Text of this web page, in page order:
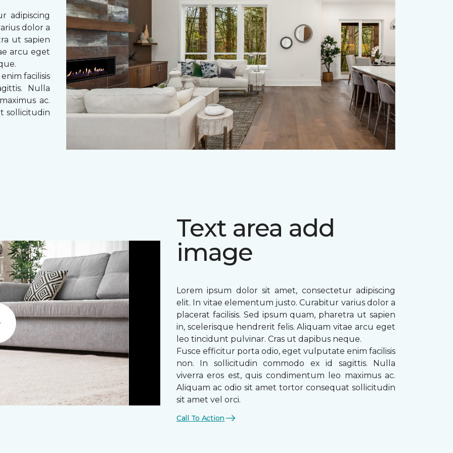
adipiscing
dolor a
ut sapien
arcu eget
facilisis
Nulla
ac.
sollicitudin
Text area add
image
Lorem ipsum dolor sit amet, consectetur adipiscing
elit. In vitae elementum justo. Curabitur varius dolor a
placerat facilisis. Sed ipsum quam, pharetra ut sapien
in, scelerisque hendrerit felis. Aliquam vitae arcu eget
leo tincidunt pulvinar. Cras ut dapibus neque.
Fusce efficitur porta odio, eget vulputate enim facilisis
non. In sollicitudin commodo ex id sagittis. Nulla
viverra eros est, quis condimentum leo maximus ac.
Aliquam ac odio sit amet tortor consequat sollicitudin
sit amet vel orci.
Call To Action